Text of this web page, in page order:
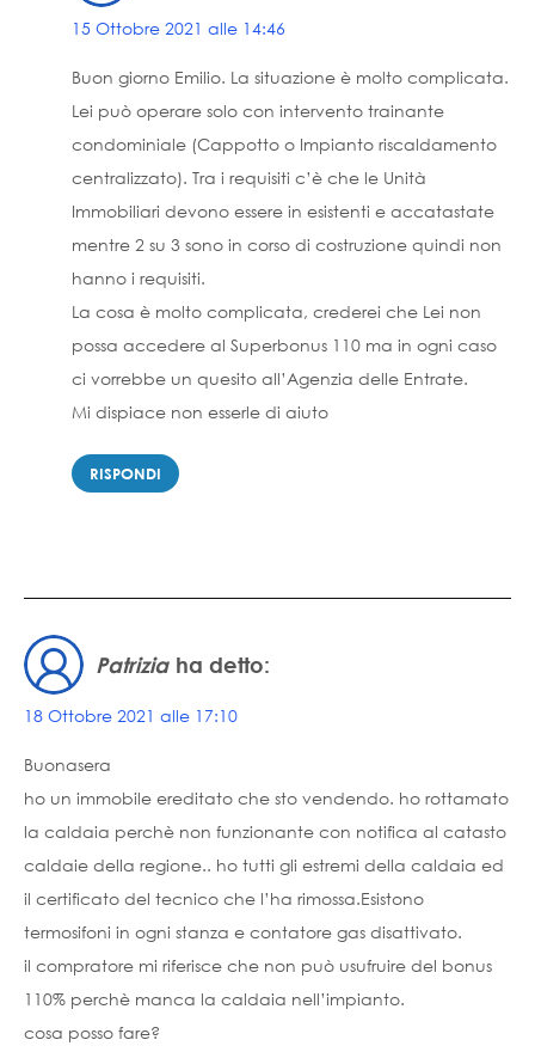
15 Ottobre 2021 alle 14:46
Buon giorno Emilio. La situazione è molto complicata.
Lei può operare solo con intervento trainante
condominiale (Cappotto o Impianto riscaldamento
centralizzato). Tra i requisiti c’è che le Unità
Immobiliari devono essere in esistenti e accatastate
mentre 2 su 3 sono in corso di costruzione quindi non
hanno i requisiti.
La cosa è molto complicata, crederei che Lei non
possa accedere al Superbonus 110 ma in ogni caso
ci vorrebbe un quesito all’Agenzia delle Entrate.
Mi dispiace non esserle di aiuto
RISPONDI
Patrizia ha detto:
18 Ottobre 2021 alle 17:10
Buonasera
ho un immobile ereditato che sto vendendo. ho rottamato
la caldaia perchè non funzionante con notifica al catasto
caldaie della regione.. ho tutti gli estremi della caldaia ed
il certificato del tecnico che l’ha rimossa.Esistono
termosifoni in ogni stanza e contatore gas disattivato.
il compratore mi riferisce che non può usufruire del bonus
110% perchè manca la caldaia nell’impianto.
cosa posso fare?